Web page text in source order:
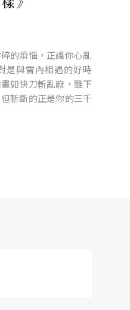
的煩惱，正讓你心亂
是與雷內相遇的好時
如快刀斬亂麻，雖下
斬斷的正是你的三千